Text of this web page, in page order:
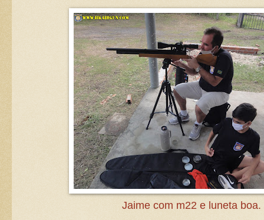
Jaime com m22 e luneta boa.